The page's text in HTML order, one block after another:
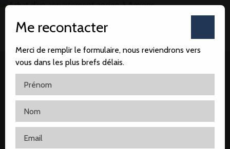
Accueil Notre agence Nos ventes Nos
Me recontacter
Merci de remplir le formulaire, nous reviendrons vers
vous dans les plus brefs délais.
Prénom
Nom
Email